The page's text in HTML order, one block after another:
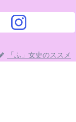
「ふ」女史のススメ